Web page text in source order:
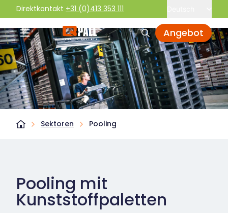
Direktkontakt +31 (0)413 353 111
Angebot
Sektoren Pooling
Pooling mit
Kunststoffpaletten